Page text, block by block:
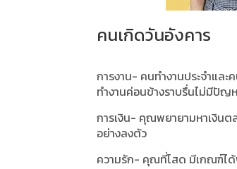
คนเกิดวันอังคาร
การงาน- คนทำงานประจำแล
ทำงานค่อนข้างราบรื่นไม่มีปัญห
การเงิน- คุณพยายามหาเงินต
อย่างลงตัว
ความรัก- คุณที่โสด มีเกณฑ์ได้